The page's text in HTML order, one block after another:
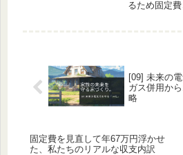
るため固定
[09] 未来の
ガス併用か
略
固定費を見直して年67万円浮かせ
た、私たちのリアルな収支内訳